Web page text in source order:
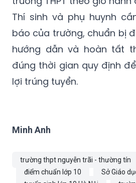
báo của trường, chuẩn bị
hướng dẫn và hoàn tất
đúng thời gian quy định
lợi trúng tuyển.
trường thpt nguyễn trãi - thường tín
tuyển sinh lớp 10 Hà Nội